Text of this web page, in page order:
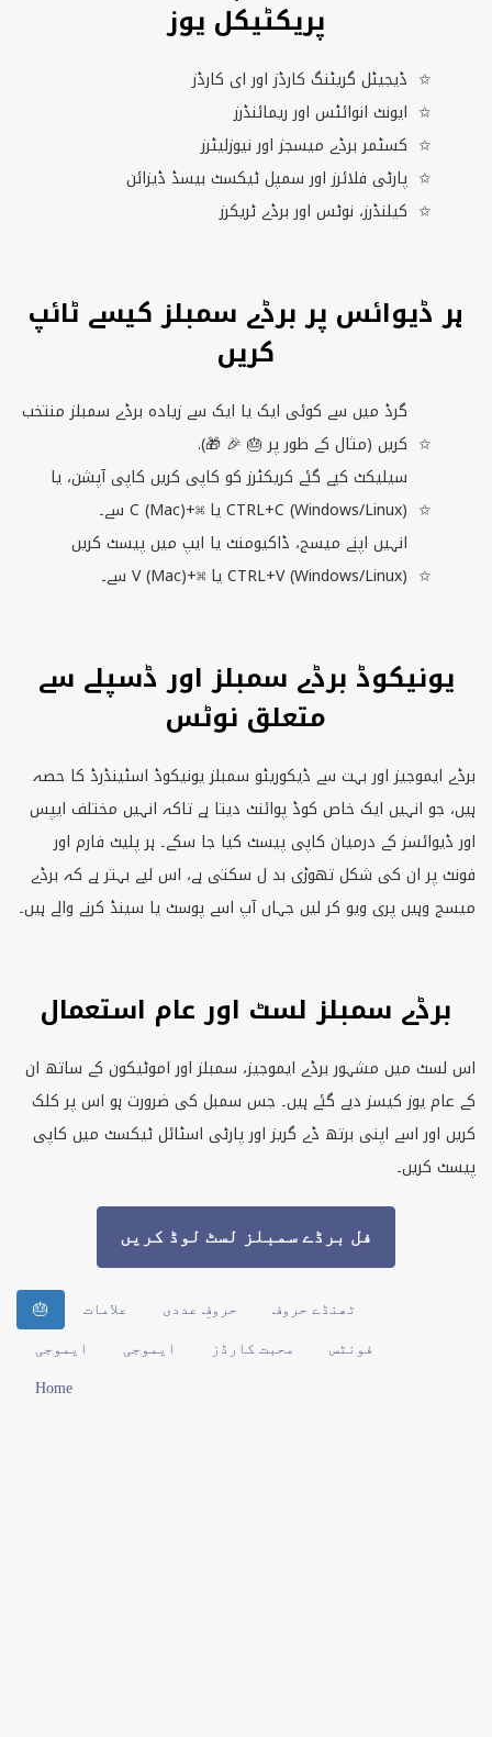
پریکٹیکل یوز
ڈیجیٹل گریٹنگ کارڈز اور ای کارڈز
ایونٹ انوائٹس اور ریمائنڈرز
کسٹمر برڈے میسجز اور نیوزلیٹرز
پارٹی فلائرز اور سمپل ٹیکسٹ بیسڈ ڈیزائن
کیلنڈرز، نوٹس اور برڈے ٹریکرز
ہر ڈیوائس پر برڈے سمبلز کیسے ٹائپ
کریں
گرڈ میں سے کوئی ایک یا ایک سے زیادہ برڈے سمبلز منتخب
کریں (مثال کے طور پر 🎂 🎉 🎁).
سیلیکٹ کیے گئے کریکٹرز کو کاپی کریں کاپی آپشن، یا
CTRL+C (Windows/Linux) یا ⌘+ C (Mac) سے۔
انہیں اپنے میسج، ڈاکیومنٹ یا ایپ میں پیسٹ کریں
CTRL+V(Windows/Linux) یا ⌘+ V(Mac) سے۔
یونیکوڈ برڈے سمبلز اور ڈسپلے سے
متعلق نوٹس
برڈے ایموجیز اور بہت سے ڈیکوریٹو سمبلز یونیکوڈ اسٹینڈرڈ کا حصہ
ہیں، جو انہیں ایک خاص کوڈ پوائنٹ دیتا ہے تاکہ انہیں مختلف ایپس
اور ڈیوائسز کے درمیان کاپی پیسٹ کیا جا سکے۔ ہر پلیٹ فارم اور
فونٹ پر ان کی شکل تھوڑی بد ل سکتی ہے، اس لیے بہتر ہے کہ برڈے
میسج وہیں پری ویو کر لیں جہاں آپ اسے پوسٹ یا سینڈ کرنے والے ہیں۔
برڈے سمبلز لسٹ اور عام استعمال
اس لسٹ میں مشہور برڈے ایموجیز، سمبلز اور اموٹیکون کے ساتھ ان
کے عام یوز کیسز دیے گئے ہیں۔ جس سمبل کی ضرورت ہو اس پر کلک
کریں اور اسے اپنی برتھ ڈے گریز اور پارٹی اسٹائل ٹیکسٹ میں کاپی
پیسٹ کریں۔
فل برڈے سمبلز لسٹ لوڈ کریں
🎂 علامات حروفِ عددی ٹھنڈے حروف
ایموجی ایموجی محبت کارڈز فونٹس
Home